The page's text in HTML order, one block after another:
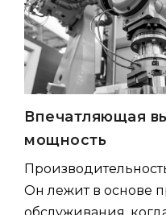
Впечатляющая
мощность
Он лежит в основе